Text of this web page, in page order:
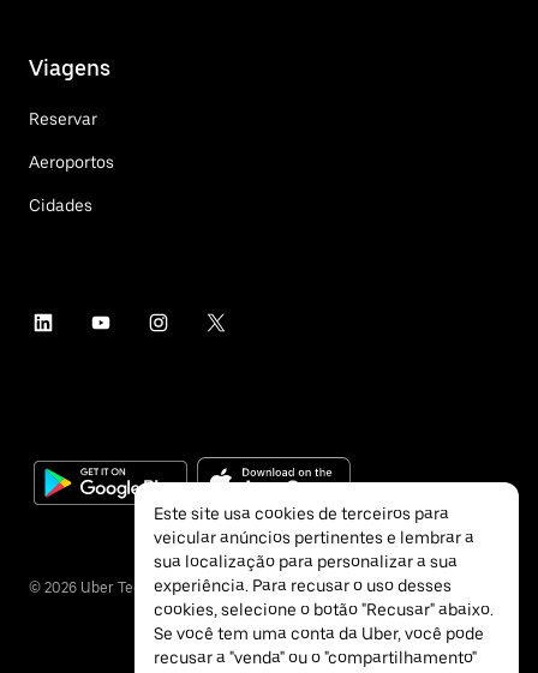
Viagens
Reservar
Aeroportos
Cidades
© 2026 Uber Technologies Inc.
Este site usa cookies de terceiros para
veicular anúncios pertinentes e lembrar a
sua localização para personalizar a sua
experiência. Para recusar o uso desses
cookies, selecione o botão "Recusar" abaixo.
Se você tem uma conta da Uber, você pode
recusar a "venda" ou o "compartilhamento"